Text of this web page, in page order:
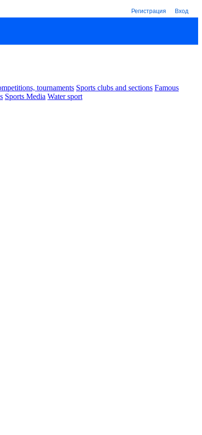
Регистрация Вход
tournaments Sports clubs and sections Famous
Sports Media Water sport